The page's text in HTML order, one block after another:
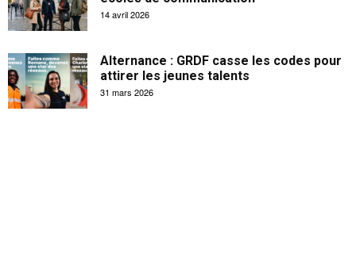
14 avril 2026
Alternance : GRDF casse les codes pour
attirer les jeunes talents
31 mars 2026